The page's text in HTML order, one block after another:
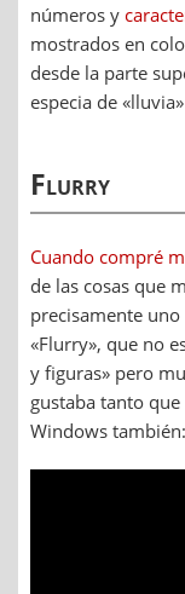
números y
mostrados en
desde la parte
especia de
Flurry
Cuando compré
de las cosas que
precisamente
«Flurry», que no
y figuras» pero
gustaba tanto
Windows también: